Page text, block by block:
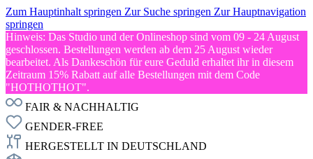
Zum Hauptinhalt springen Zur Suche springen Zur Hauptnavigation
springen
Hinweis: Das Studio und der Onlineshop sind vom 09 - 24 August
geschlossen. Bestellungen werden ab dem 25 August wieder
bearbeitet. Als Dankeschön für eure Geduld erhaltet ihr in diesem
Zeitraum 15% Rabatt auf alle Bestellungen mit dem Code
"HOTHOTHOT".
FAIR & NACHHALTIG
GENDER-FREE
HERGESTELLT IN DEUTSCHLAND